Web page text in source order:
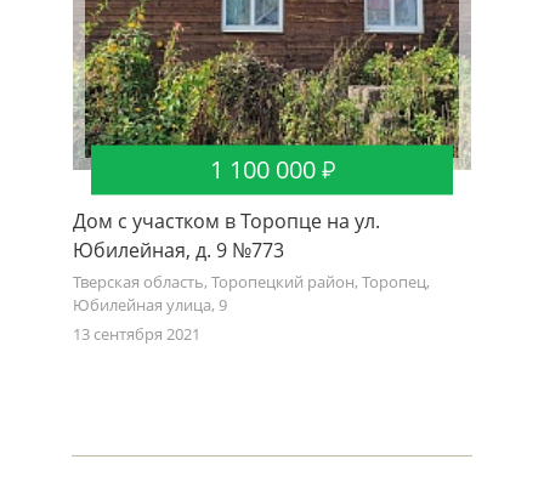
1 100 000
Дом с участком в Торопце на ул.
Юбилейная, д. 9 №773
Тверская область, Торопецкий район, Торопец,
Юбилейная улица, 9
13 сентября 2021